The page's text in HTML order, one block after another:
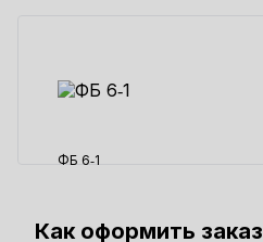
ФБ 6‑1
Как оформить заказ